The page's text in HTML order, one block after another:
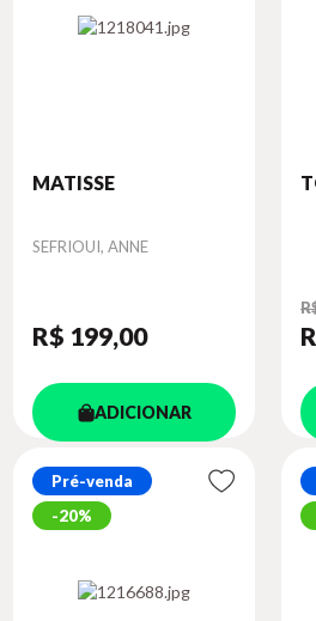
MATISSE
Autor
SEFRIOUI, ANNE
R$ 199,00
ADICIONAR
Pré-venda
20%